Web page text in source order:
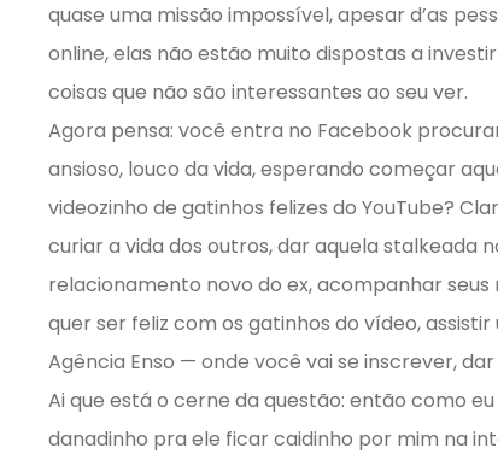
quase uma missão impossível, apesar d’as
online, elas não estão muito dispostas a
coisas que não são interessantes ao seu ver.
Agora pensa: você entra no Facebook
ansioso, louco da vida, esperando começar
videozinho de gatinhos felizes do YouTube?
curiar a vida dos outros, dar aquela stalkeada
relacionamento novo do ex, acompanhar seus
quer ser feliz com os gatinhos do vídeo,
Agência Enso — onde você vai se inscrever,
Ai que está o cerne da questão: então como
danadinho pra ele ficar caidinho por mim na